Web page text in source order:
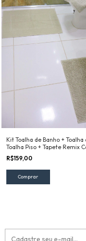
Kit Toalha de Banho + Toalha
Toalha Piso + Tapete Remix
R$159,00